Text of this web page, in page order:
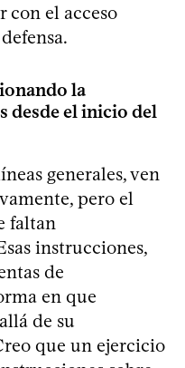
con el acceso
la
desde el inicio del
generales, ven
pero el
faltan
instrucciones,
de
en que
de su
que un ejercicio